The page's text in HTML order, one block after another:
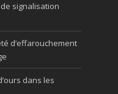
signalisation
d’effarouchement
dans les